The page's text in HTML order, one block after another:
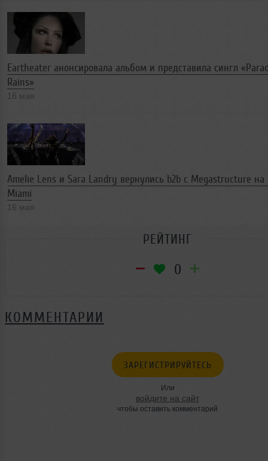
Eartheater анонсировала альбом и представила сингл
Rains»
16 мая
Amelie Lens и Sara Landry вернулись b2b с Megastructure на
Miami
16 мая
РЕЙТИНГ
0
КОММЕНТАРИИ
ЗАРЕГИСТРИРУЙТЕСЬ
Или
войдите на сайт
чтобы оставить комментарий